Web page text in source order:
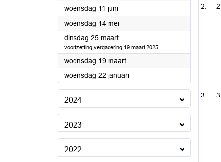
woensdag 11 juni2025
woensdag 14 mei2025
dinsdag 25 maart2025
voortzetting vergadering 19 maart 2025
woensdag 19 maart2025
woensdag 22 januari2025
2024
2023
2022
2
3